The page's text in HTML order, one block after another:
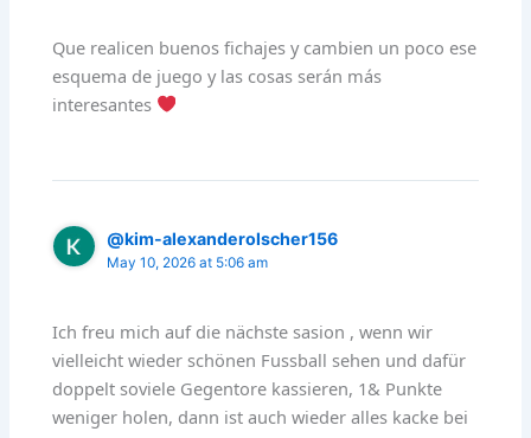
Que realicen buenos fichajes y cambien un poco ese
esquema de juego y las cosas serán más
interesantes
@kim-alexanderolscher156
May 10, 2026 at 5:06 am
Ich freu mich auf die nächste sasion , wenn wir
vielleicht wieder schönen Fussball sehen und dafür
doppelt soviele Gegentore kassieren, 1& Punkte
weniger holen, dann ist auch wieder alles kacke bei